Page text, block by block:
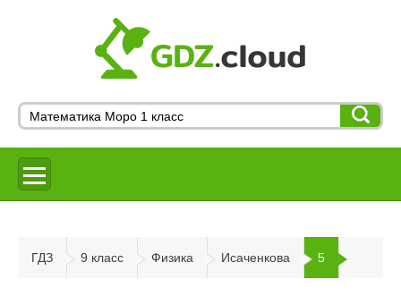
ГДЗ 9 класс Физика Исаченкова 5